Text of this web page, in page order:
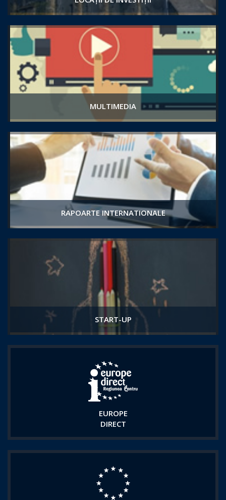
MULTIMEDIA
RAPOARTE INTERNATIONALE
START-UP
EUROPE
DIRECT